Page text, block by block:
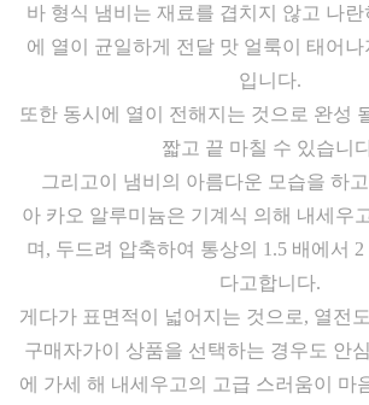
바 형식 냄비는 재료를 겹치지 않고 나
에 열이 균일하게 전달 맛 얼룩이 태어
입니다.
또한 동시에 열이 전해지는 것으로 완성
짧고 끝 마칠 수 있습니
그리고이 냄비의 아름다운 모습을 하
아 카오 알루미늄은 기계식 의해 내세우
며, 두드려 압축하여 통상의 1.5 배에서
다고합니다.
게다가 표면적이 넓어지는 것으로, 열전
구매자가이 상품을 선택하는 경우도 안
에 가세 해 내세우고의 고급 스러움이 마